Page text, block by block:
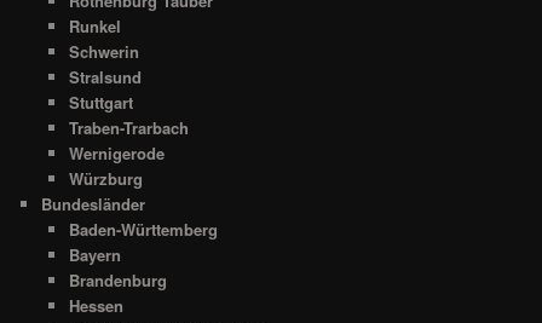
Runkel
Schwerin
Stralsund
Stuttgart
Traben-Trarbach
Wernigerode
Würzburg
Bundesländer
Baden-Württemberg
Bayern
Brandenburg
Hessen